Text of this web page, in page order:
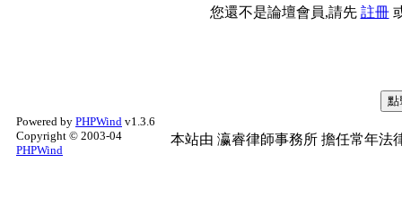
您還不是論壇會員,請先 註冊
Powered by PHPWind v1.3.6
Copyright © 2003-04
PHPWind
本站由 瀛睿律師事務所 擔任常年法